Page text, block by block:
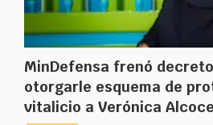
MinDefensa frenó
otorgarle esquema de
vitalicio a Verónica